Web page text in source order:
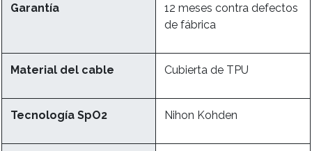
Garantía
12 meses contra defectos
de fábrica
Material del cable Cubierta de TPU
Tecnología SpO2 Nihon Kohden